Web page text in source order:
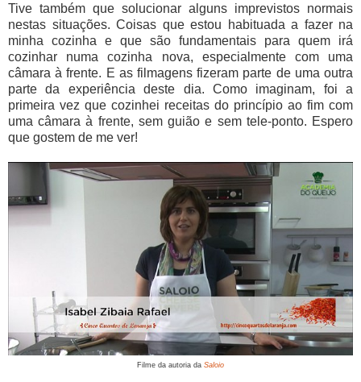
Tive também que solucionar alguns imprevistos normais
nestas situações. Coisas que estou habituada a fazer na
minha cozinha e que são fundamentais para quem irá
cozinhar numa cozinha nova, especialmente com uma
câmara à frente. E as filmagens fizeram parte de uma outra
parte da experiência deste dia. Como imaginam, foi a
primeira vez que cozinhei receitas do princípio ao fim com
uma câmara à frente, sem guião e sem tele-ponto. Espero
que gostem de me ver!
Filme da autoria da Saloio